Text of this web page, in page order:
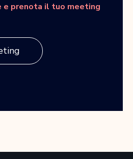
e prenota il tuo meeting